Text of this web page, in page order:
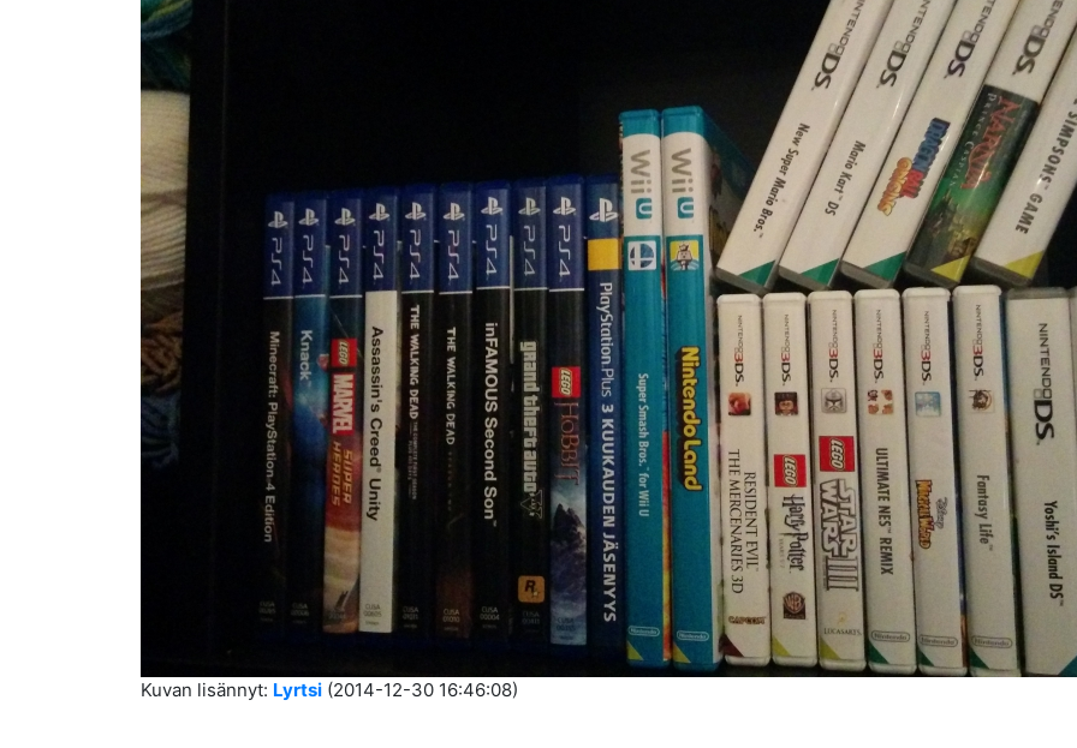
Kuvan lisännyt: Lyrtsi (2014-12-30 16:46:08)